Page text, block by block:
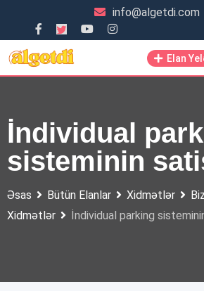
content
info@algetdi.com
Elan
İndividual
sisteminin
Əsas Bütün Elanlar Xidmətlər
Xidmətlər
İndividual parking